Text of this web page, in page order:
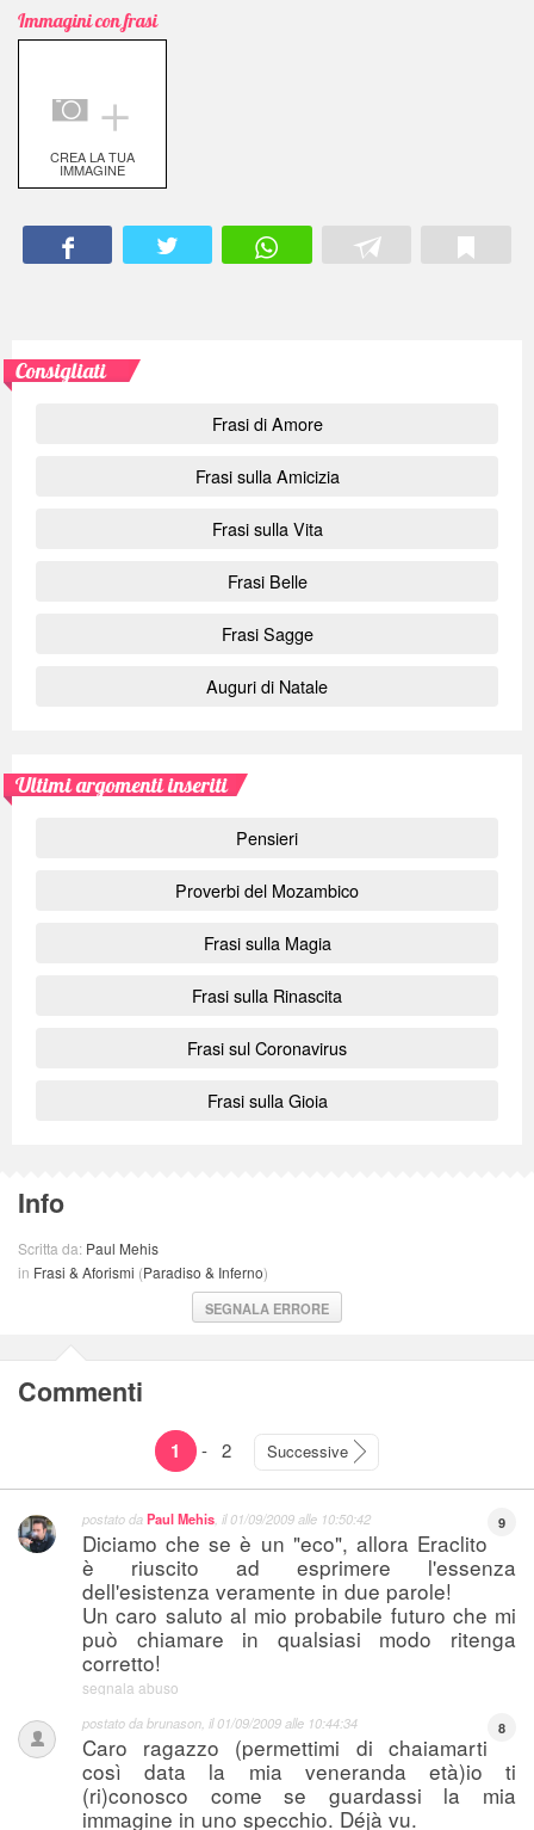
Immagini con frasi
＋
CREA LA TUA
IMMAGINE
Consigliati
Frasi di Amore
Frasi sulla Amicizia
Frasi sulla Vita
Frasi Belle
Frasi Sagge
Auguri di Natale
Ultimi argomenti inseriti
Pensieri
Proverbi del Mozambico
Frasi sulla Magia
Frasi sulla Rinascita
Frasi sul Coronavirus
Frasi sulla Gioia
Info
Scritta da: Paul Mehis
in Frasi & Aforismi (Paradiso & Inferno)
SEGNALA ERRORE
Commenti
1 - 2 Successive
9
postato daPaul Mehis , il01/09/2009 alle 10:50:42
Diciamo che se è un "eco", allora Eraclito
è riuscito ad esprimere l'essenza
dell'esistenza veramente in due parole!
Un caro saluto al mio probabile futuro che mi
può chiamare in qualsiasi modo ritenga
corretto!
segnala abuso
8
postato dabrunason, il01/09/2009 alle 10:44:34
Caro ragazzo (permettimi di chaiamarti
così data la mia veneranda età)io ti
(ri)conosco come se guardassi la mia
immagine in uno specchio. Déjà vu.